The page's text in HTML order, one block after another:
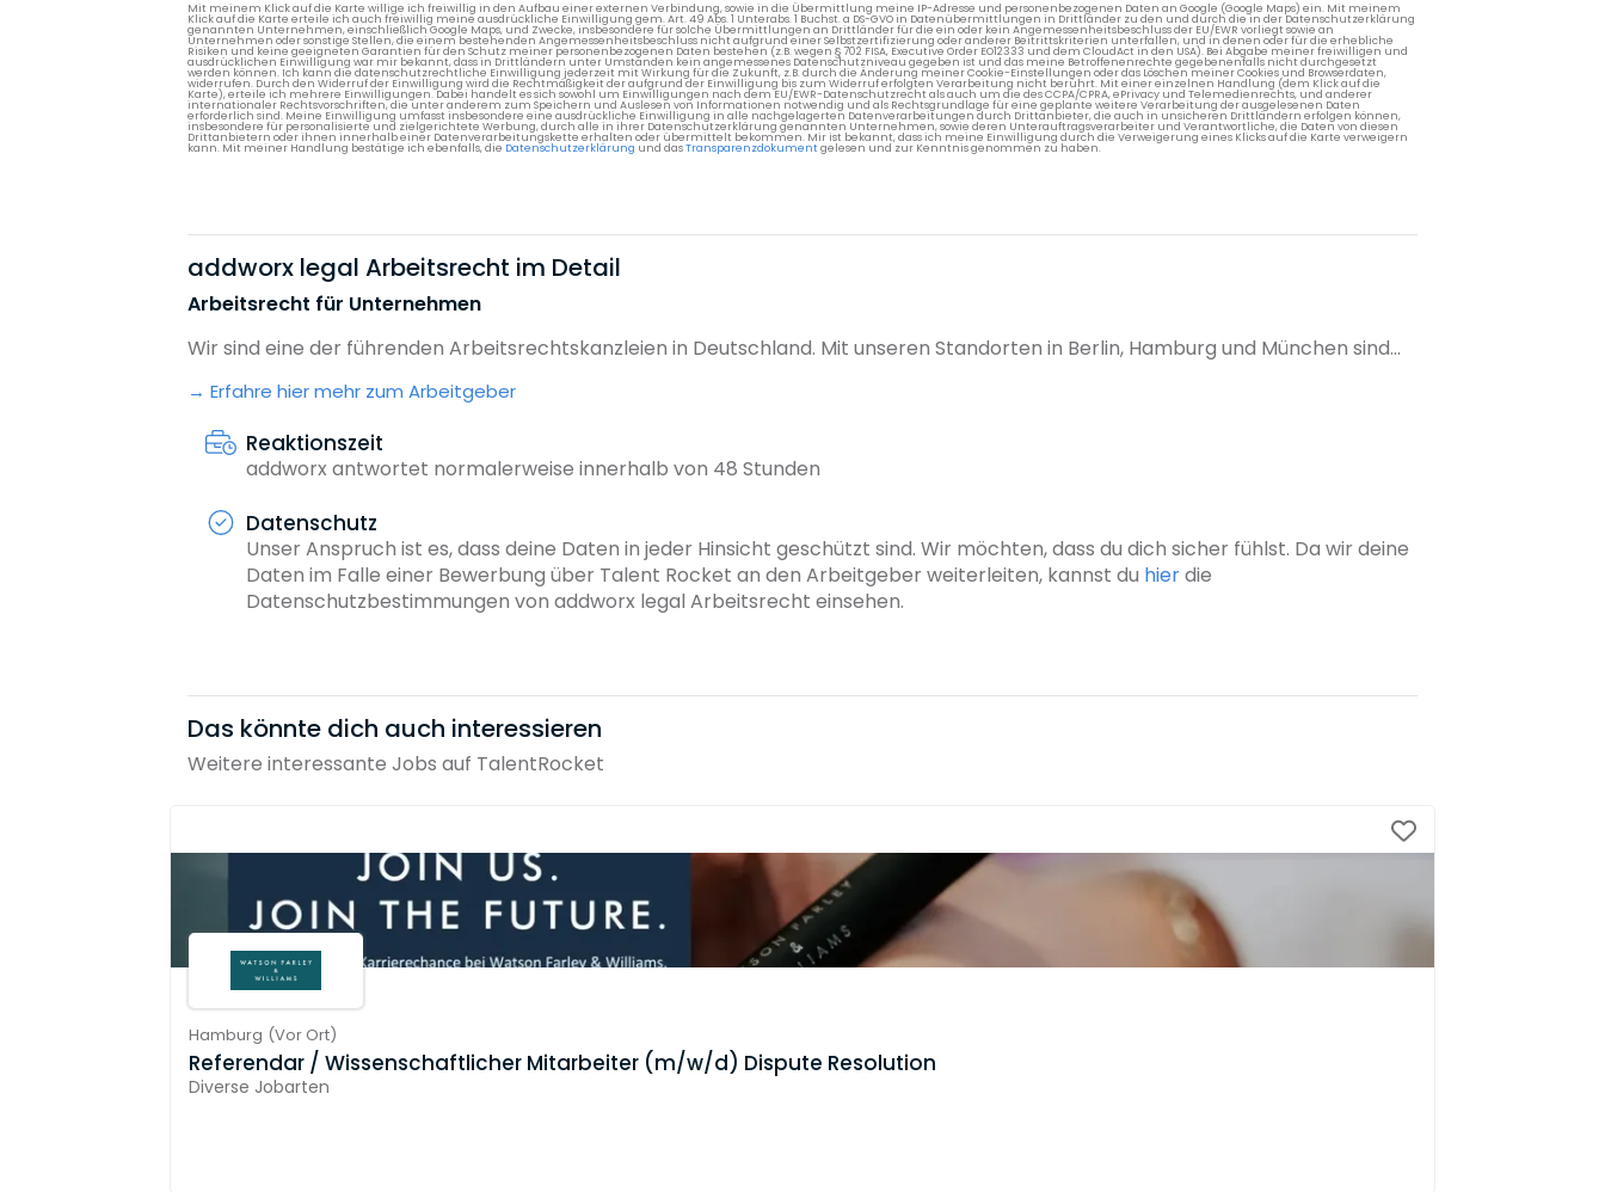
Mit meinem Klick auf die Karte willige ich freiwillig in den Aufbau einer externen Verbindung, sowie in die Übermittlung meine IP-Adresse und personenbezogenen Daten an Google (Google Maps) ein. Mit meinem
Klick auf die Karte erteile ich auch freiwillig meine ausdrückliche Einwilligung gem. Art. 49 Abs. 1 Unterabs. 1 Buchst. a DS-GVO in Datenübermittlungen in Drittländer zu den und durch die in der Datenschutzerklärung
genannten Unternehmen, einschließlich Google Maps, und Zwecke, insbesondere für solche Übermittlungen an Drittländer für die ein oder kein Angemessenheitsbeschluss der EU/EWR vorliegt sowie an
Unternehmen oder sonstige Stellen, die einem bestehenden Angemessenheitsbeschluss nicht aufgrund einer Selbstzertifizierung oder anderer Beitrittskriterien unterfallen, und in denen oder für die erhebliche
Risiken und keine geeigneten Garantien für den Schutz meiner personenbezogenen Daten bestehen (z.B. wegen § 702 FISA, Executive Order EO12333 und dem CloudAct in den USA). Bei Abgabe meiner freiwilligen und
ausdrücklichen Einwilligung war mir bekannt, dass in Drittländern unter Umständen kein angemessenes Datenschutzniveau gegeben ist und das meine Betroffenenrechte gegebenenfalls nicht durchgesetzt
werden können. Ich kann die datenschutzrechtliche Einwilligung jederzeit mit Wirkung für die Zukunft, z.B. durch die Änderung meiner Cookie-Einstellungen oder das Löschen meiner Cookies und Browserdaten,
widerrufen. Durch den Widerruf der Einwilligung wird die Rechtmäßigkeit der aufgrund der Einwilligung bis zum Widerruf erfolgten Verarbeitung nicht berührt. Mit einer einzelnen Handlung (dem Klick auf die
Karte), erteile ich mehrere Einwilligungen. Dabei handelt es sich sowohl um Einwilligungen nach dem EU/EWR-Datenschutzrecht als auch um die des CCPA/CPRA, ePrivacy und Telemedienrechts, und anderer
internationaler Rechtsvorschriften, die unter anderem zum Speichern und Auslesen von Informationen notwendig und als Rechtsgrundlage für eine geplante weitere Verarbeitung der ausgelesenen Daten
erforderlich sind. Meine Einwilligung umfasst insbesondere eine ausdrückliche Einwilligung in alle nachgelagerten Datenverarbeitungen durch Drittanbieter, die auch in unsicheren Drittländern erfolgen können,
insbesondere für personalisierte und zielgerichtete Werbung, durch alle in ihrer Datenschutzerklärung genannten Unternehmen, sowie deren Unterauftragsverarbeiter und Verantwortliche, die Daten von diesen
Drittanbietern oder ihnen innerhalb einer Datenverarbeitungskette erhalten oder übermittelt bekommen. Mir ist bekannt, dass ich meine Einwilligung durch die Verweigerung eines Klicks auf die Karte verweigern
kann. Mit meiner Handlung bestätige ich ebenfalls, die Datenschutzerklärung und dasTransparenzdokumentgelesen und zur Kenntnis genommen zu haben.
addworx legal Arbeitsrecht im Detail
Arbeitsrecht für Unternehmen
Wir sind eine der führenden Arbeitsrechtskanzleien in Deutschland. Mit unseren Standorten in Berlin, Hamburg und München sind...
Erfahre hier mehr zum Arbeitgeber
Reaktionszeit
addworx antwortet normalerweise innerhalb von 48 Stunden
Datenschutz
Unser Anspruch ist es, dass deine Daten in jeder Hinsicht geschützt sind. Wir möchten, dass du dich sicher fühlst. Da wir deine
Daten im Falle einer Bewerbung über Talent Rocket an den Arbeitgeber weiterleiten, kannst du hierdie
Datenschutzbestimmungen von addworx legal Arbeitsrecht einsehen.
Das könnte dich auch interessieren
Weitere interessante Jobs auf TalentRocket
Hamburg (Vor Ort)
Referendar / Wissenschaftlicher Mitarbeiter (m/w/d) Dispute Resolution
Diverse Jobarten